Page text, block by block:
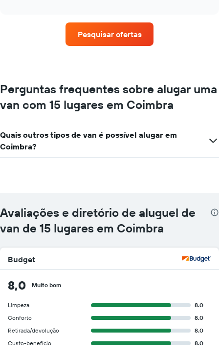
localizações
O
eixo
X
exibindo
O
gráfico
tem
Y
exibindo
o
preço
barato
do
aluguel
de
carro
Pesquisar ofertas
Perguntas frequentes sobre alugar uma
van com 15 lugares em Coimbra
Quais outros tipos de van é possível alugar em
Coimbra?
Avaliações e diretório de aluguel de
van de 15 lugares em Coimbra
Budget
8,0 Muito bom
Limpeza
8.0
Conforto
8.0
Retirada/devolução
8.0
Custo-benefício
8.0